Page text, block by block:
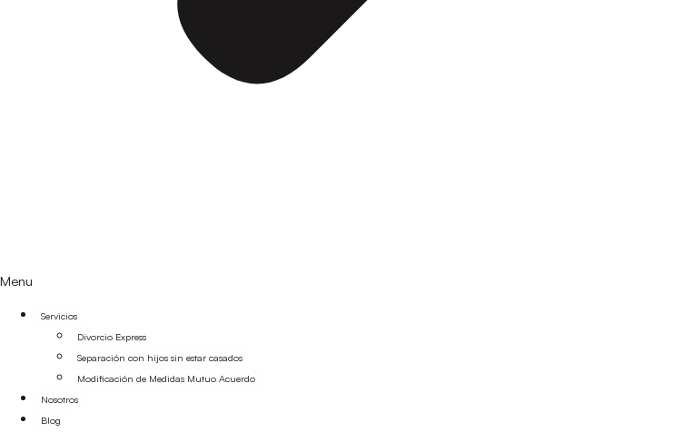
Menu
Servicios
Divorcio Express
Separación con hijos sin estar casados
Modificación de Medidas Mutuo Acuerdo
Nosotros
Blog